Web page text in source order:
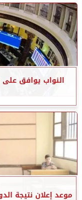
النواب يوافق
موعد إعلان نتيجة